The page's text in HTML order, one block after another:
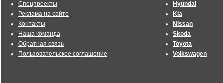
Спецпроекты
Реклама на сайте
Контакты
Наша команда
Обратная связь
Пользовательское соглашение
Hyundai
Kia
Nissan
Skoda
Toyota
Volkswagen